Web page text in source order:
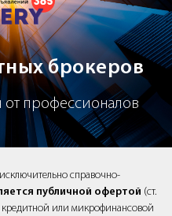
брокеров
профессионалов
справочно-
публичной офертой (ст.
кредитной или микрофинансовой